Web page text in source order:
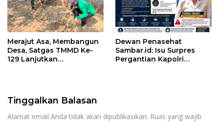
Merajut Asa, Membangun
Desa, Satgas TMMD Ke-
129 Lanjutkan
Dewan Penasehat
Sambar.id: Isu Surpres
Pergantian Kapolri
Tinggalkan Balasan
Alamat email Anda tidak akan dipublikasikan. Ruas yang wajib